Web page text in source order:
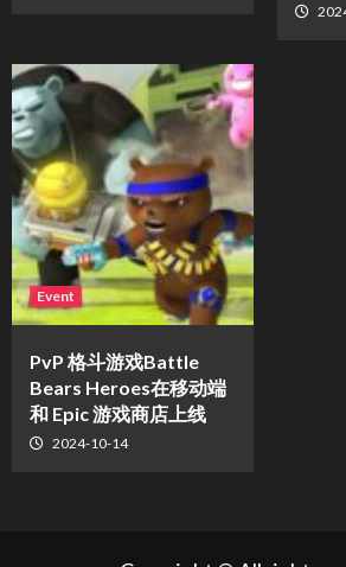
Event
PvP 格斗游戏Battle
Bears Heroes在移动端
和 Epic 游戏商店上线
2024-10-14